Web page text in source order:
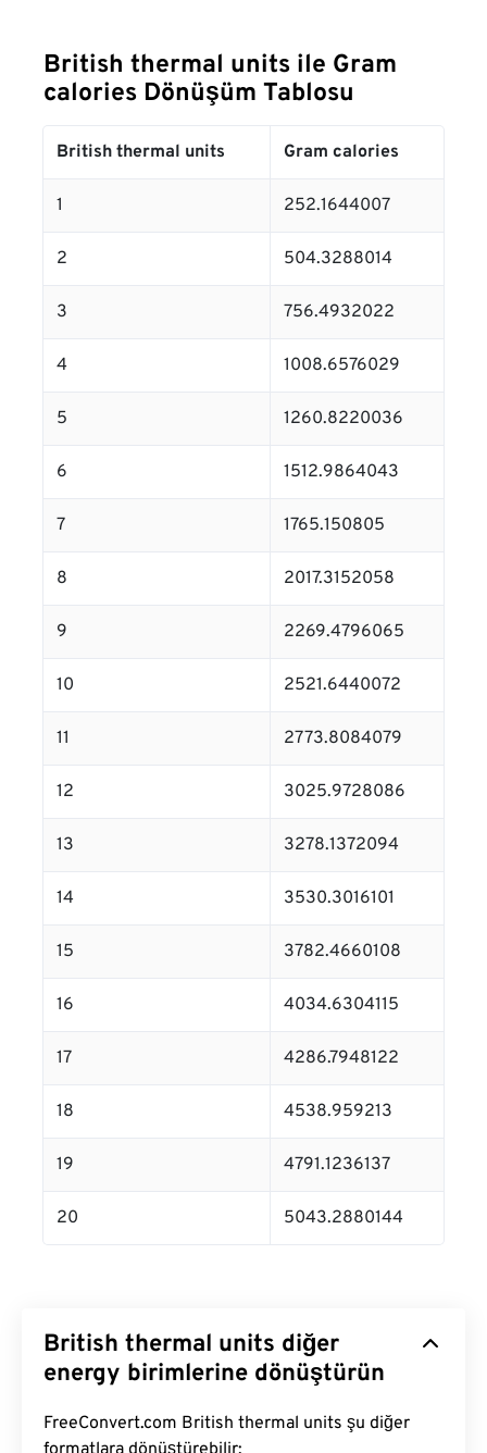
British thermal units ile Gram
calories Dönüşüm Tablosu
British thermal units Gram calories
1 252.1644007
2 504.3288014
3 756.4932022
4 1008.6576029
5 1260.8220036
6 1512.9864043
7 1765.150805
8 2017.3152058
9 2269.4796065
10 2521.6440072
11 2773.8084079
12 3025.9728086
13 3278.1372094
14 3530.3016101
15 3782.4660108
16 4034.6304115
17 4286.7948122
18 4538.959213
19 4791.1236137
20 5043.2880144
British thermal units diğer
energy birimlerine dönüştürün
FreeConvert.com British thermal units şu diğer